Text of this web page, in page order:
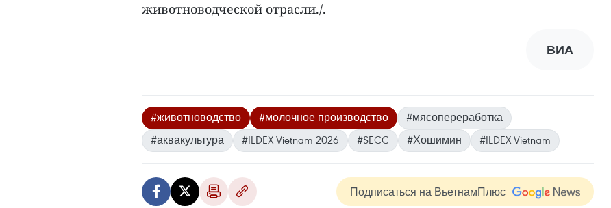
животноводческой отрасли./.
ВИА
#животноводство #молочное производство
#мясопереработка
#аквакультура
#ILDEX Vietnam 2026 #SECC #Хошимин #ILDEX Vietnam
Подписаться на ВьетнамПлюс